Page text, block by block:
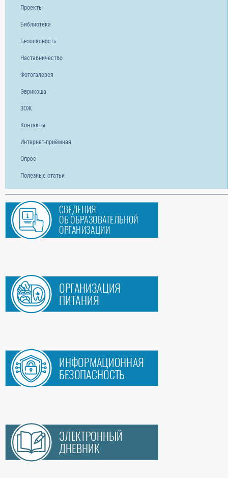
Проекты
Библиотека
Безопасность
Наставничество
Фотогалерея
Эврикоша
ЗОЖ
Контакты
Интернет-приёмная
Опрос
Полезные статьи